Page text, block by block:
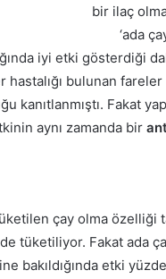
bir ilaç
‘ada
iyi etki gösterdiği
hastalığı bulunan
kanıtlanmıştı. Fakat
aynı zamanda bir
çay olma özelliği
tüketiliyor. Fakat ada
bakıldığında etki